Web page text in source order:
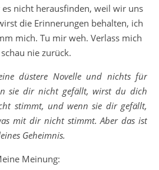
nicht herausfinden, weil wir uns
die Erinnerungen behalten, ich
mich. Tu mir weh. Verlass mich
nie zurück.
düstere Novelle und nichts für
sie dir nicht gefällt, wirst du dich
stimmt, und wenn sie dir gefällt,
mit dir nicht stimmt. Aber das ist
Geheimnis.
Meinung: